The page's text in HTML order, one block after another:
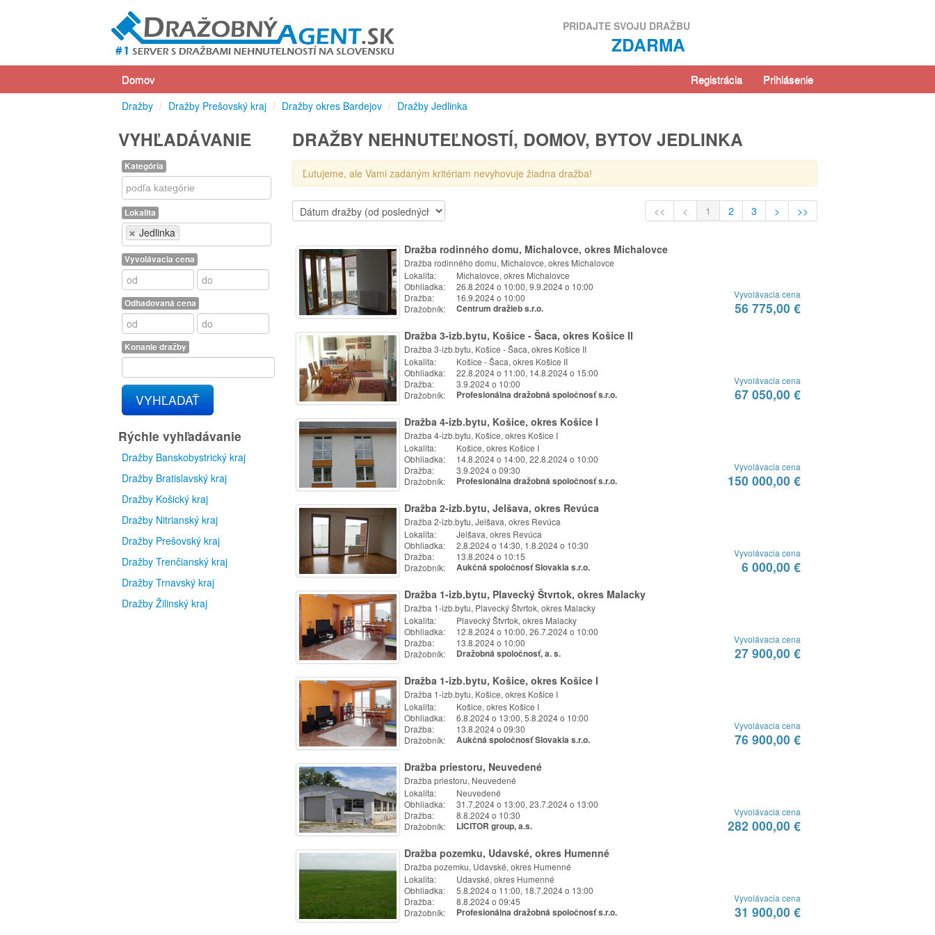
PRIDAJTE SVOJU DRAŽBU
ZDARMA
Domov Prihlásenie
Registrácia
Dražby / Dražby Prešovský kraj / Dražby okres Bardejov / Dražby Jedlinka
VYHĽADÁVANIE
Kategória
Kategória
Lokalita
Jedlinka
Lokalita
Vyvolávacia cena
Odhadovaná cena
Konanie dražby
VYHĽADAŤ
Rýchle vyhľadávanie
Dražby Banskobystrický kraj
Dražby Bratislavský kraj
Dražby Košický kraj
Dražby Nitrianský kraj
Dražby Prešovský kraj
Dražby Trenčianský kraj
Dražby Trnavský kraj
Dražby Žilinský kraj
DRAŽBY NEHNUTEĽNOSTÍ, DOMOV, BYTOV JEDLINKA
Ľutujeme, ale Vami zadaným kritériam nevyhovuje žiadna dražba!
<< < 1 2 3 > >>
Dražba rodinného domu, Michalovce, okres Michalovce
Dražba rodinného domu, Michalovce, okres Michalovce
Lokalita:
Michalovce, okres Michalovce
Obhliadka:
26.8.2024 o 10:00, 9.9.2024 o 10:00
Dražba:
16.9.2024 o 10:00
Dražobník:
Centrum dražieb s.r.o.
Vyvolávacia cena
56 775,00 €
Dražba 3-izb.bytu, Košice - Šaca, okres Košice II
Dražba 3-izb.bytu, Košice - Šaca, okres Košice II
Lokalita:
Košice - Šaca, okres Košice II
Obhliadka:
22.8.2024 o 11:00, 14.8.2024 o 15:00
Dražba:
3.9.2024 o 10:00
Dražobník:
Profesionálna dražobná spoločnosť s.r.o.
Vyvolávacia cena
67 050,00 €
Dražba 4-izb.bytu, Košice, okres Košice I
Dražba 4-izb.bytu, Košice, okres Košice I
Lokalita:
Košice, okres Košice I
Obhliadka:
14.8.2024 o 14:00, 22.8.2024 o 10:00
Dražba:
3.9.2024 o 09:30
Dražobník:
Profesionálna dražobná spoločnosť s.r.o.
Vyvolávacia cena
150 000,00 €
Dražba 2-izb.bytu, Jelšava, okres Revúca
Dražba 2-izb.bytu, Jelšava, okres Revúca
Lokalita:
Jelšava, okres Revúca
Obhliadka:
2.8.2024 o 14:30, 1.8.2024 o 10:30
Dražba:
13.8.2024 o 10:15
Dražobník:
Aukčná spoločnosť Slovakia s.r.o.
Vyvolávacia cena
6 000,00 €
Dražba 1-izb.bytu, Plavecký Štvrtok, okres Malacky
Dražba 1-izb.bytu, Plavecký Štvrtok, okres Malacky
Lokalita:
Plavecký Štvrtok, okres Malacky
Obhliadka:
12.8.2024 o 10:00, 26.7.2024 o 10:00
Dražba:
13.8.2024 o 10:00
Dražobník:
Dražobná spoločnosť, a. s.
Vyvolávacia cena
27 900,00 €
Dražba 1-izb.bytu, Košice, okres Košice I
Dražba 1-izb.bytu, Košice, okres Košice I
Lokalita:
Košice, okres Košice I
Obhliadka:
6.8.2024 o 13:00, 5.8.2024 o 10:00
Dražba:
13.8.2024 o 09:30
Dražobník:
Aukčná spoločnosť Slovakia s.r.o.
Vyvolávacia cena
76 900,00 €
Dražba priestoru, Neuvedené
Dražba priestoru, Neuvedené
Lokalita:
Neuvedené
Obhliadka:
31.7.2024 o 13:00, 23.7.2024 o 13:00
Dražba:
8.8.2024 o 10:30
Dražobník:
LICITOR group, a.s.
Vyvolávacia cena
282 000,00 €
Dražba pozemku, Udavské, okres Humenné
Dražba pozemku, Udavské, okres Humenné
Lokalita:
Udavské, okres Humenné
Obhliadka:
5.8.2024 o 11:00, 18.7.2024 o 13:00
Dražba:
8.8.2024 o 09:45
Dražobník:
Profesionálna dražobná spoločnosť s.r.o.
Vyvolávacia cena
31 900,00 €